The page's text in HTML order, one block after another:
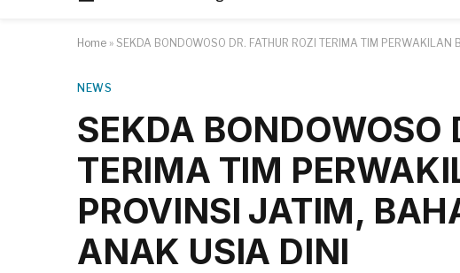
Home » SEKDA BONDOWOSO DR. FATHUR ROZI TERIMA TIM
NEWS
SEKDA BONDOWOSO
TERIMA TIM
PROVINSI JATIM,
ANAK USIA DINI